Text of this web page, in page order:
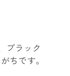
ブラック
ちです。